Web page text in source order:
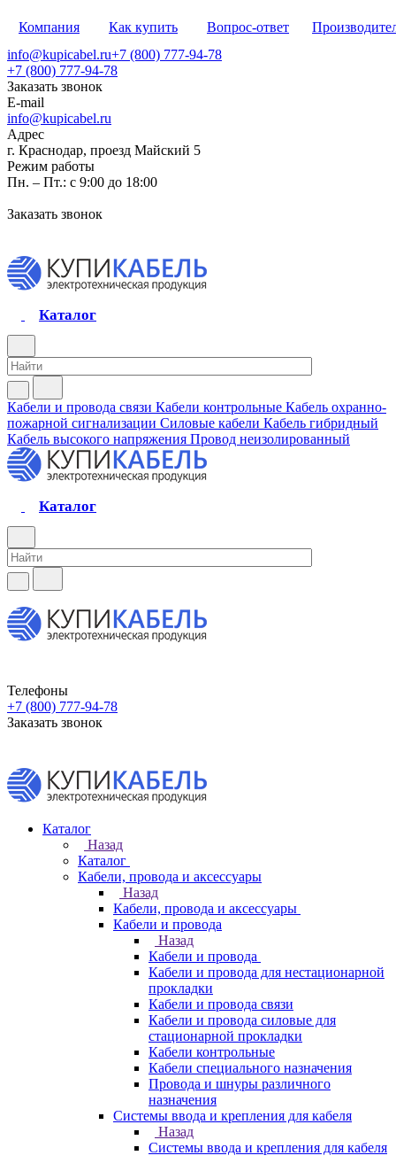
Компания Как купить Вопрос-ответ
info@kupicabel.ru+7 (800) 777-94-78
+7 (800) 777-94-78
Заказать звонок
E-mail
info@kupicabel.ru
Адрес
г. Краснодар, проезд Майский 5
Режим работы
Пн. – Пт.: с 9:00 до 18:00
Заказать звонок
Каталог
Кабели и провода связи Кабели контрольные Кабель охранно-
пожарной сигнализации Силовые кабели Кабель гибридный
Кабель высокого напряжения Провод неизолированный
Каталог
Телефоны
+7 (800) 777-94-78
Заказать звонок
Каталог
Назад
Каталог
Кабели, провода и аксессуары
Назад
Кабели, провода и аксессуары
Кабели и провода
Назад
Кабели и провода
Кабели и провода для нестационарной
прокладки
Кабели и провода связи
Кабели и провода силовые для
стационарной прокладки
Кабели контрольные
Кабели специального назначения
Провода и шнуры различного
назначения
Системы ввода и крепления для кабеля
Назад
Системы ввода и крепления для кабеля